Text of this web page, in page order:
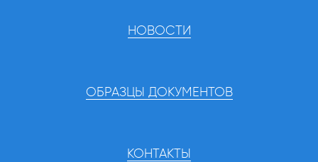
НОВОСТИ
ОБРАЗЦЫ ДОКУМЕНТОВ
КОНТАКТЫ